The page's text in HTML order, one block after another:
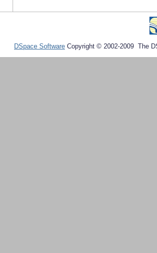
DSpace Software Copyright © 2002-2009 The